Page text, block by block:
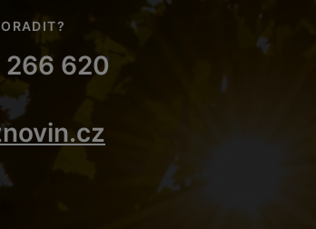
266 620